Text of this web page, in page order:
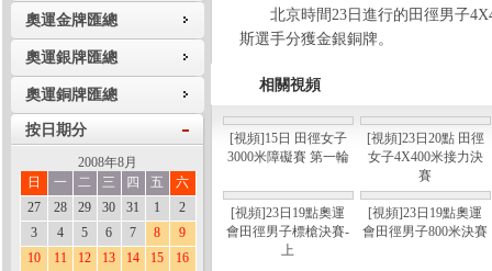
奧運金牌匯總
奧運銀牌匯總
奧運銅牌匯總
按日期分
2008年8月
日
一 二 三 四 五
六
27
28 29 30 31 1
2
3
4 5 6 7 8
9
10
11 12 13 14 15
16
北京時間23日進行的田徑男子
斯選手分獲金銀銅牌。
相關視頻
[視頻]15日 田徑女子
3000米障礙賽 第一輪
[視頻]23日20點 田徑
女子4X400米接力決
賽
[視頻]23日19點奧運
會田徑男子標槍決賽-
上
[視頻]23日19點奧運
會田徑男子800米決賽